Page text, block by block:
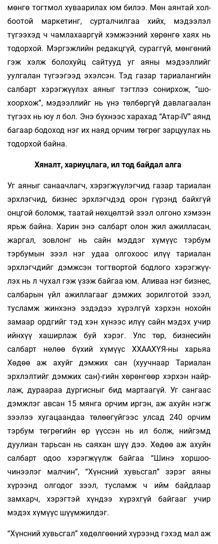
мөнгө тогт­­­­мол хуваарилах юм билээ. Мөн аянтай хол­­
боотой маркетинг, сурталчилгаа хийх, мэ­­дээ­­­­­­лэл
түгээхэд ч чамлахааргүй хэмжээний хө­­­­­­­­­рөнгө хаях нь
тодорхой. Мэргэжлийн ре­­­­дакц­­­гүй, сураггүй, мөнгөний
гэж хэлж боло­­­хуйц сайтууд уг аяны мэдээллийг
уулгалан тү­­гээ­­­гээд эхэлсэн. Тэд газар тариалангийн
сал­­­барт хэрэгжүүлэх аяныг тэгтлээ сонирхож, “шо­­­­­
хоор­­­хож”, мэдээллийг нь үнэ төлбөргүй дав­­ла­­­­­­­­­­­­­­гаа­­­­­лан
түгээх нь юу л бол. Энэ бүхнээс хара­­хад “Атар-IV” аянд
багаар бодоход нэг их наяд орчим төгрөг зарцуулах нь
тодорхой байна.
Хяналт, хариуцлага, ил тод байдал алга
Уг аяныг санаачлагч, хэрэгжүүлэгчид га­зар тариалан
эрхлэгчид, бизнес эрхлэгчдэд орон гүрэнд байхгүй
онцгой боломж, таатай нөх­цөл­­тэй зээл олгоно хэмээн
ярьж байна. Харин энэ салбарт олон жил ажилласан,
жаргал, зов­лонг нь сайн мэддэг хүмүүс тэрбум
тэрбумын зээл нэг удаа олгохоос илүү тариалан
эрхлэгч­­дийг дэмжсэн тогтвортой бодлого хэрэгжүү­
лэх нь л чухал гэж үзэж байгаа юм. Аливаа нэг биз­нес,
салбарын үйл ажиллагааг дэмжих зо­рил­го­той зээл,
тусламж жинхэнэ эздэдээ хү­­­рэл­­гүй хэрхэн нохойн
замаар ордгийг тэд хэн хү­­­нээс илүү сайн мэдэх учир
ийнхүү хашир­лаж буй хэрэг. Улс төр, бизнесийн
салбарт нө­лөө бү­хий хүмүүс ХХААХҮЯ-ны харьяа
Хөдөө аж ахуйг дэм­­­­жих сан (хуучнаар Тариалан
эрхлэлтийг дэм­­­жих сан)-гийн хөрөнгөөр хэрхэн найр­
лаж, ду­­­раараа дургисныг бид мартаагүй. Уг сан­гаас
дэмжлэг авсан 15 мянга орчим иргэн, аж ахуйн нэгж
зээлээ хугацаандаа төлөөгүйгээс ул­сад 240 орчим
тэрбум төгрөгийн өр үүссэн нь ил болж, нийгэмд
дуулиан тарьсан нь саяхан шүү дээ. Хөдөө аж ахуйн
салбарт одоо хэрэг­­жүүлж байгаа “Шинэ хоршоо-
чинээлэг малчин”, “Хүнс­­ний хувьсгал” зэрэг аяны
хүрээнд олгодог зээл, тусламж ч ийм байдлаар
замхарч, хэрэгтэй хүн­­­дээ хүрэхгүй байгааг учир
мэдэх хүмүүс шүүм­­­жилдэг.
“Хүнсний хувьсгал” хөдөлгөөний хү­­­­­рээнд гэхэд мал аж